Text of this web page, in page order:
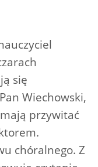
się
Wiechowski,
przywitać
chóralnego. Z